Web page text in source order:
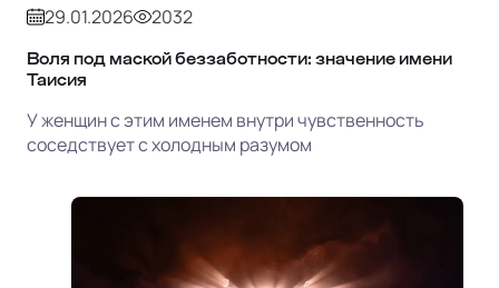
29.01.2026 2032
Воля под маской беззаботности: значение имени
Таисия
У женщин с этим именем внутри чувственность
соседствует с холодным разумом